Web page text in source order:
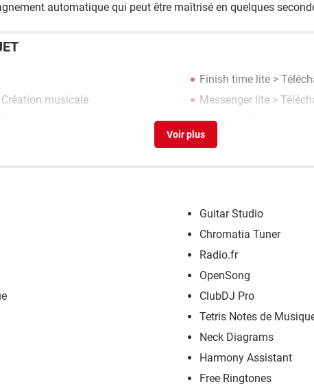
automatique qui peut être maîtrisé en quelques
Finish time lite >
Création musicale Messenger lite >
Facebook lite gratuit -
Guitar Studio
Chromatia Tuner
Radio.fr
OpenSong
ClubDJ Pro
Tetris Notes de Musique
Neck Diagrams
Harmony Assistant
Free Ringtones